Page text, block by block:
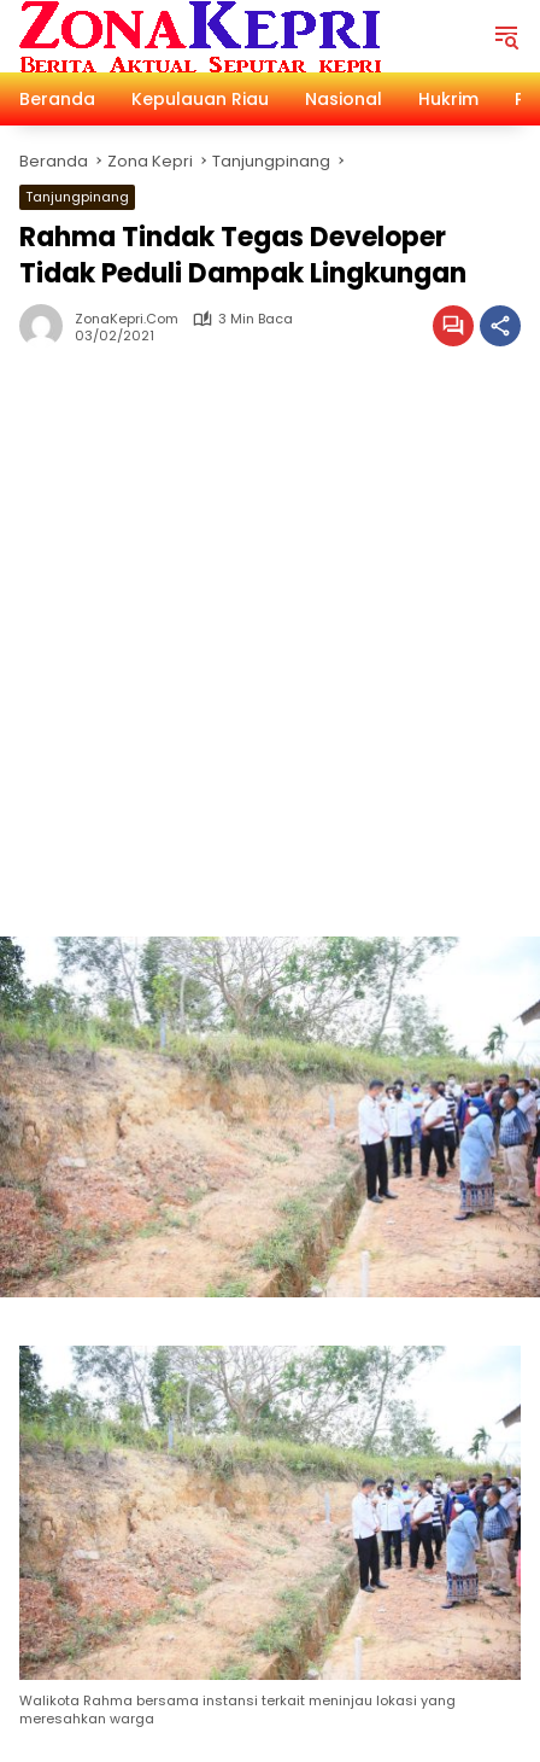
Langsung
konten
Beranda
Kepulauan Riau Nasional Hukrim
Beranda Zona Kepri Tanjungpinang
Tanjungpinang
Rahma Tindak Tegas Developer
Tidak Peduli Dampak Lingkungan
ZonaKepri.com
3 Min Baca
03/02/2021
Walikota Rahma bersama instansi terkait meninjau lokasi yang
meresahkan warga